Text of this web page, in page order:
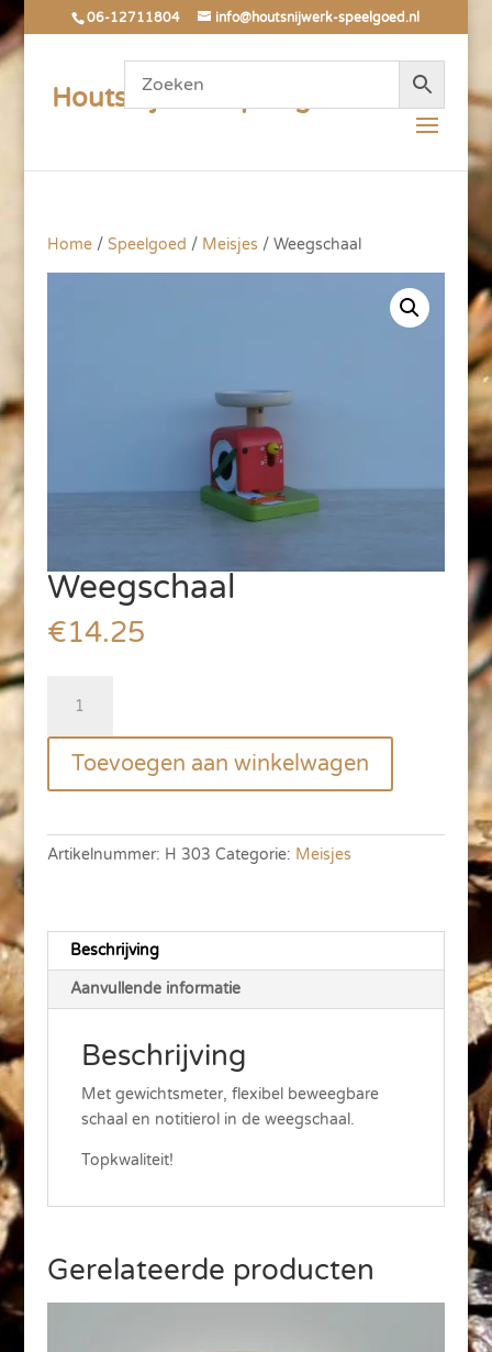
06-12711804 info@houtsnijwerk-speelgoed.nl
Houtsnijwerk Speelgoed
Home/ Speelgoed / Meisjes / Weegschaal
Weegschaal
€14.25
aantal
Toevoegen aan winkelwagen
Artikelnummer: H 303 Categorie: Meisjes
Beschrijving
Aanvullende informatie
Beschrijving
Met gewichtsmeter, flexibel beweegbare
schaal en notitierol in de weegschaal.
Topkwaliteit!
Gerelateerde producten